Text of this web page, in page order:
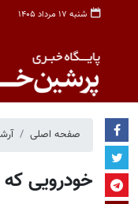
شنبه ۱۷ مرداد ۱۴۰۵
صفحه اصلی
خودرویی که